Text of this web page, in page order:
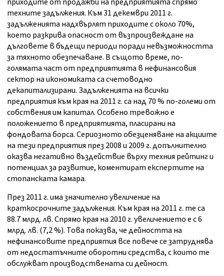
техните задължения. Към 31 декември 2011 г.
задълженията надхвърлят приходите с около 70%,
което разкрива опасност от възпроизвеждане на
дълговете в бъдещи периоди поради невъзможността
за тяхното обезпечаване. В същото време, по-
голямата част от предприятията в нефинансовия
сектор на икономиката са счетоводно
декапитализирани. Задълженията на всички
предприятия към края на 2011 г. са над 70 % по-големи от
собствения им капитал. Особено тревожно е
положението в предприятията, пласирани на
фондовата борса. Сериозното обезценяване на акциите
на тези предприятия през 2008 и 2009 г. допълнително
оказва негативно въздействие върху техния рейтинг и
потенциал за развитие, коментират експертите на
стопанската камара.
През 2011 г. има значително увеличение на
краткосрочните задължения. Към края на 2011 г. те са
88.7 млрд. лв. Спрямо края на 2010 г. увеличението е с 6
млрд. лв. (7,2 %). Това показва, че дейността на
нефинансовите предприятия все повече се затруднява
от недостатъчните оборотни средства, с които те
обслужват производствената си дейност.